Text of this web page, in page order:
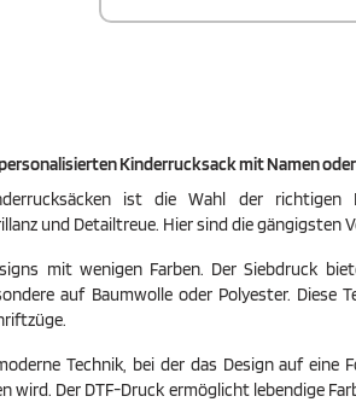
Kinderrucksack mit Namen
ist die Wahl der richtigen
und Detailtreue. Hier sind die gängigsten
mit wenigen Farben. Der Siebdruck
auf Baumwolle oder Polyester. Diese
Technik, bei der das Design auf eine
wird. Der DTF-Druck ermöglicht lebendige